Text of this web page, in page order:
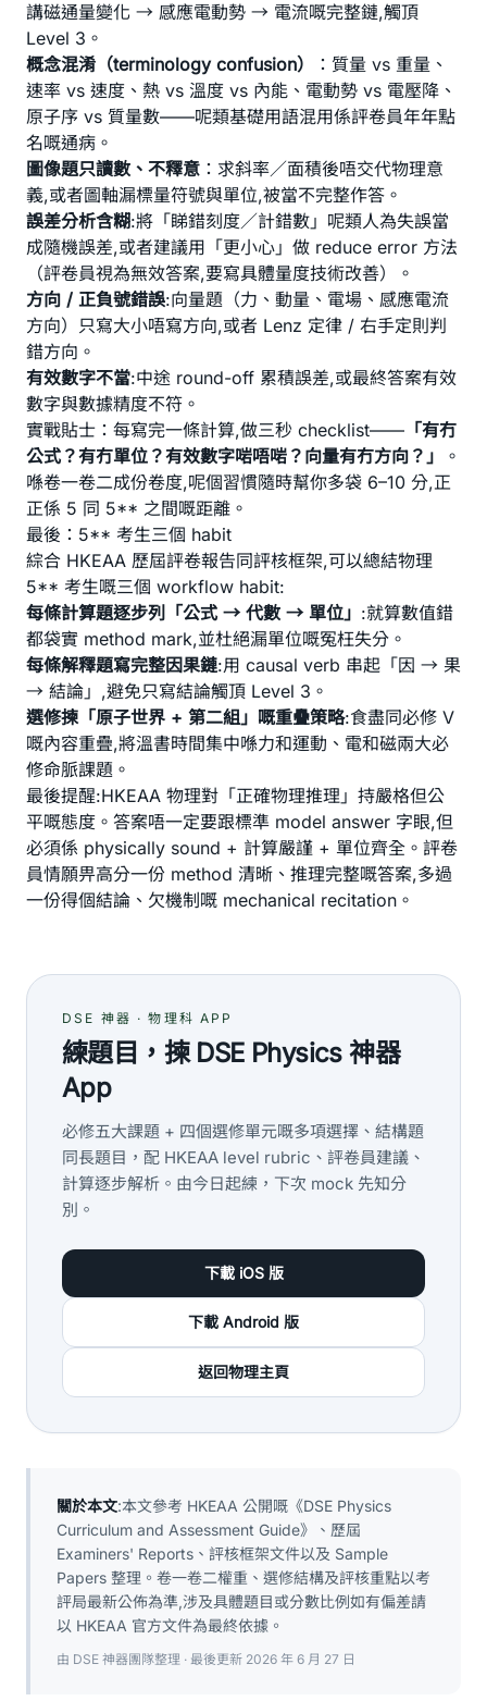
講磁通量變化 → 感應電動勢 → 電流嘅完整鏈,觸頂
Level 3。
概念混淆（terminology confusion）
：質量 vs 重量、
速率 vs 速度、熱 vs 溫度 vs 內能、電動勢 vs 電壓降、
原子序 vs 質量數——呢類基礎用語混用係評卷員年年點
名嘅通病。
圖像題只讀數、不釋意 ：求斜率／面積後唔交代物理意
義,或者圖軸漏標量符號與單位,被當不完整作答。
誤差分析含糊:將「睇錯刻度／計錯數」呢類人為失誤當
成隨機誤差,或者建議用「更小心」做 reduce error 方法
（評卷員視為無效答案,要寫具體量度技術改善）。
方向 / 正負號錯誤:向量題（力、動量、電場、感應電流
方向）只寫大小唔寫方向,或者 Lenz 定律 / 右手定則判
錯方向。
有效數字不當:中途 round-off 累積誤差,或最終答案有效
數字與數據精度不符。
實戰貼士：每寫完一條計算,做三秒 checklist—— 「有冇
公式？有冇單位？有效數字啱唔啱？向量有冇方向？」
。
喺卷一卷二成份卷度,呢個習慣隨時幫你多袋 6–10 分,正
正係 5 同 5** 之間嘅距離。
最後：5** 考生三個 habit
綜合 HKEAA 歷屆評卷報告同評核框架,可以總結物理
5** 考生嘅三個 workflow habit:
每條計算題逐步列「公式 → 代數 → 單位」 :就算數值錯
都袋實 method mark,並杜絕漏單位嘅冤枉失分。
每條解釋題寫完整因果鏈:用 causal verb 串起「因 → 果
→ 結論」,避免只寫結論觸頂 Level 3。
選修揀「原子世界 + 第二組」嘅重疊策略:食盡同必修 V
嘅內容重疊,將溫書時間集中喺力和運動、電和磁兩大必
修命脈課題。
最後提醒:HKEAA 物理對「正確物理推理」持嚴格但公
平嘅態度。答案唔一定要跟標準 model answer 字眼,但
必須係 physically sound + 計算嚴謹 + 單位齊全。評卷
員情願畀高分一份 method 清晰、推理完整嘅答案,多過
一份得個結論、欠機制嘅 mechanical recitation。
DSE 神器 · 物理科 APP
練題目，揀 DSE Physics 神器
App
必修五大課題 + 四個選修單元嘅多項選擇、結構題
同長題目，配 HKEAA level rubric、評卷員建議、
計算逐步解析。由今日起練，下次 mock 先知分
別。
下載 iOS 版
下載 Android 版
返回物理主頁
關於本文:本文參考 HKEAA 公開嘅《DSE Physics
Curriculum and Assessment Guide》、歷屆
Examiners' Reports、評核框架文件以及 Sample
Papers 整理。卷一卷二權重、選修結構及評核重點以考
評局最新公佈為準,涉及具體題目或分數比例如有偏差請
以 HKEAA 官方文件為最終依據。
由 DSE 神器團隊整理 · 最後更新 2026 年 6 月 27 日